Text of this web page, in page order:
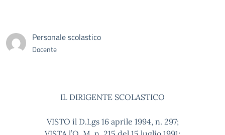
Personale scolastico
Docente
IL DIRIGENTE SCOLASTICO
VISTO il D.Lgs 16 aprile 1994, n. 297;